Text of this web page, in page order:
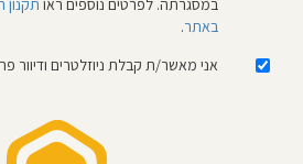
במסגרתה. לפרטים נוספים ראו תקנון
באתר.
אני מאשר/ת קבלת ניוזלטרים ודיוור